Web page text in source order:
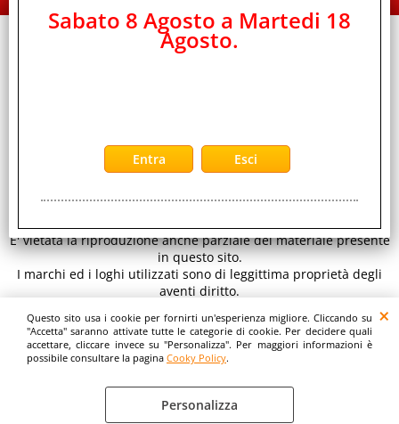
Questo sito usa i cookie per fornirti un'esperienza migliore. Cliccando su
"Accetta" saranno attivate tutte le categorie di cookie. Per decidere quali
accettare, cliccare invece su "Personalizza". Per maggiori informazioni è
possibile consultare la pagina Cooky Policy.
Personalizza
PAGAMENTI
Distributore Ingrosso Telefonia Cellulare ed Elettronica
di Consumo
www.eds-group.it www.edsgroup.it
E' vietata la riproduzione anche parziale del materiale presente
in questo sito.
I marchi ed i loghi utilizzati sono di leggittima proprietà degli
aventi diritto.
scopo illustrativo fanno fede i dettagli sul sito del costruttore.
Cooky Policy Preferenze cookie
Sabato 8 Agosto a Martedi 18
Agosto.